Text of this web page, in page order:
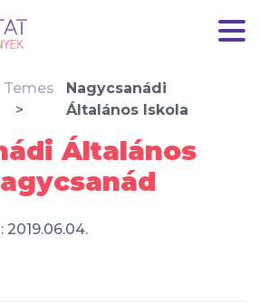
Temes
Nagycsanádi
Általános Iskola
Általános